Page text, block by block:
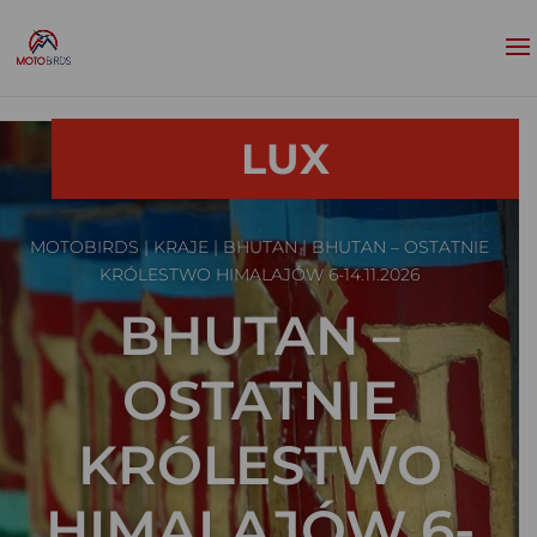
LUX
MOTOBIRDS |KRAJE | BHUTAN| BHUTAN – OSTATNIE
KRÓLESTWO HIMALAJÓW 6-14.11.2026
BHUTAN –
OSTATNIE
KRÓLESTWO